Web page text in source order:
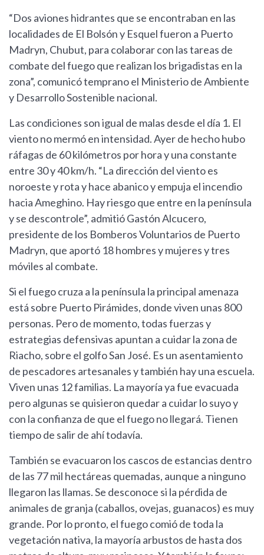
“Dos aviones hidrantes que se encontraban en las
localidades de El Bolsón y Esquel fueron a Puerto
Madryn, Chubut, para colaborar con las tareas de
combate del fuego que realizan los brigadistas en la
zona”, comunicó temprano el Ministerio de Ambiente
y Desarrollo Sostenible nacional.
Las condiciones son igual de malas desde el día 1. El
viento no mermó en intensidad. Ayer de hecho hubo
ráfagas de 60 kilómetros por hora y una constante
entre 30 y 40 km/h. “La dirección del viento es
noroeste y rota y hace abanico y empuja el incendio
hacia Ameghino. Hay riesgo que entre en la península
y se descontrole”, admitió Gastón Alcucero,
presidente de los Bomberos Voluntarios de Puerto
Madryn, que aportó 18 hombres y mujeres y tres
móviles al combate.
Si el fuego cruza a la península la principal amenaza
está sobre Puerto Pirámides, donde viven unas 800
personas. Pero de momento, todas fuerzas y
estrategias defensivas apuntan a cuidar la zona de
Riacho, sobre el golfo San José. Es un asentamiento
de pescadores artesanales y también hay una escuela.
Viven unas 12 familias. La mayoría ya fue evacuada
pero algunas se quisieron quedar a cuidar lo suyo y
con la confianza de que el fuego no llegará. Tienen
tiempo de salir de ahí todavía.
También se evacuaron los cascos de estancias dentro
de las 77 mil hectáreas quemadas, aunque a ninguno
llegaron las llamas. Se desconoce si la pérdida de
animales de granja (caballos, ovejas, guanacos) es muy
grande. Por lo pronto, el fuego comió de toda la
vegetación nativa, la mayoría arbustos de hasta dos